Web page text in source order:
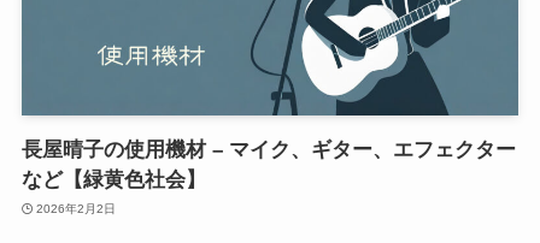
長屋晴子の使用機材 – マイク、ギター、エフェクター
など【緑黄色社会】
2026年2月2日